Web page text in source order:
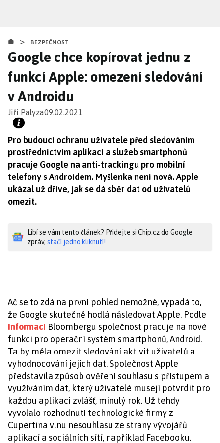
obsahu
> BEZPEČNOST
Google chce kopírovat jednu z
funkcí Apple: omezení sledování
v Androidu
Jiří Palyza09.02.2021
Pro budoucí ochranu uživatele před sledováním
prostřednictvím aplikací a služeb smartphonů
pracuje Google na anti-trackingu pro mobilní
telefony s Androidem. Myšlenka není nová. Apple
ukázal už dříve, jak se dá sběr dat od uživatelů
omezit.
Líbí se vám tento článek? Přidejte si Chip.cz do Google
zpráv, stačí jedno kliknutí!
Ač se to zdá na první pohled nemožné, vypadá to,
že Google skutečně hodlá následovat Apple. Podle
informací Bloombergu společnost pracuje na nové
funkci pro operační systém smartphonů, Android.
Ta by měla omezit sledování aktivit uživatelů a
vyhodnocování jejich dat. Společnost Apple
představila způsob ověření souhlasu s přístupem a
využíváním dat, který uživatelé musejí potvrdit pro
každou aplikaci zvlášť, minulý rok. Už tehdy
vyvolalo rozhodnutí technologické firmy z
Cupertina vlnu nesouhlasu ze strany vývojářů
aplikací a sociálních sítí, například Facebooku.